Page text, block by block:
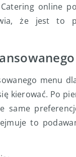
online
że jest to
menu
kierować. Po
same
to